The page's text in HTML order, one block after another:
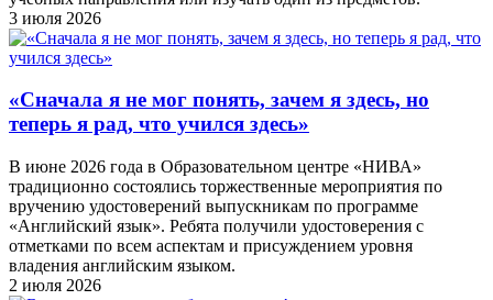
3 июля 2026
«Сначала я не мог понять, зачем я здесь, но
теперь я рад, что учился здесь»
В июне 2026 года в Образовательном центре «НИВА»
традиционно состоялись торжественные мероприятия по
вручению удостоверений выпускникам по программе
«Английский язык». Ребята получили удостоверения с
отметками по всем аспектам и присуждением уровня
владения английским языком.
2 июля 2026